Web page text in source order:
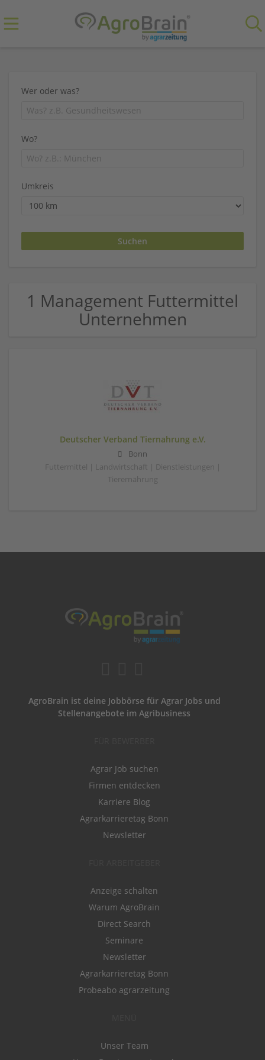
Wer oder was?
Wo?
Umkreis
1 Management Futtermittel
Unternehmen
Deutscher Verband Tiernahrung e.V.
Bonn
Futtermittel | Landwirtschaft | Dienstleistungen |
Tierernährung
AgroBrain ist deine Jobbörse für Agrar Jobs und
Stellenangebote im Agribusiness
Agrar Job suchen
Firmen entdecken
Karriere Blog
Agrarkarrieretag Bonn
Newsletter
Anzeige schalten
Warum AgroBrain
Direct Search
Seminare
Newsletter
Agrarkarrieretag Bonn
Probeabo agrarzeitung
Unser Team